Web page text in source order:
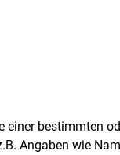
einer bestimmten
Angaben wie